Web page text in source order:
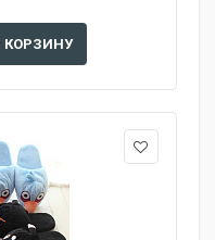
КОРЗИНУ